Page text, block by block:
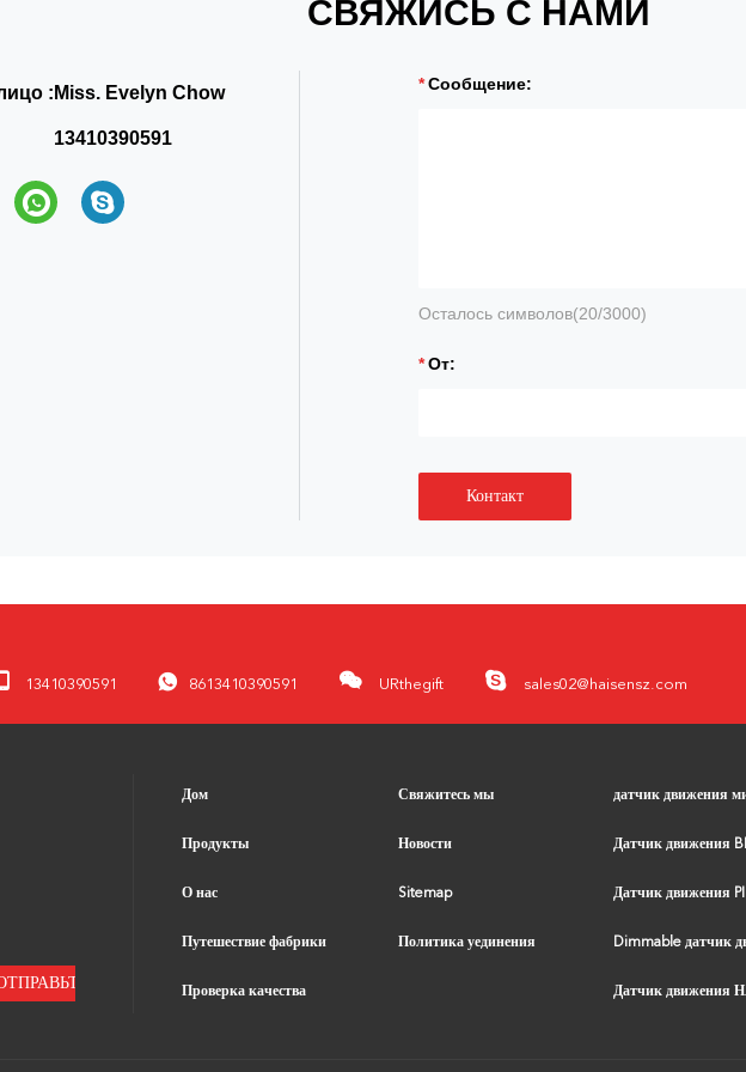
СВЯЖИСЬ С НАМИ
: Miss. Evelyn Chow
13410390591
Сообщение:
Осталось символов(20/3000)
От:
Контакт
13410390591 8613410390591 URthegift sales02@haisensz.com
Дом
Продукты
О нас
Путешествие фабрики
Проверка качества
Свяжитесь мы
Новости
Sitemap
Политика уединения
Датчик движения
Датчик движения